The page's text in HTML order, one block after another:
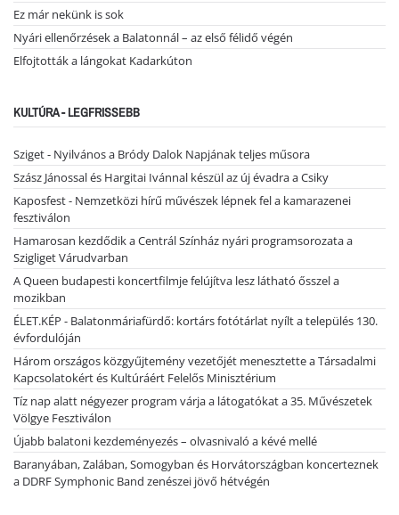
Ez már nekünk is sok
Nyári ellenőrzések a Balatonnál – az első félidő végén
Elfojtották a lángokat Kadarkúton
KULTÚRA - LEGFRISSEBB
Sziget - Nyilvános a Bródy Dalok Napjának teljes műsora
Szász Jánossal és Hargitai Ivánnal készül az új évadra a Csiky
Kaposfest - Nemzetközi hírű művészek lépnek fel a kamarazenei
fesztiválon
Hamarosan kezdődik a Centrál Színház nyári programsorozata a
Szigliget Várudvarban
A Queen budapesti koncertfilmje felújítva lesz látható ősszel a
mozikban
ÉLET.KÉP - Balatonmáriafürdő: kortárs fotótárlat nyílt a település 130.
évfordulóján
Három országos közgyűjtemény vezetőjét menesztette a Társadalmi
Kapcsolatokért és Kultúráért Felelős Minisztérium
Tíz nap alatt négyezer program várja a látogatókat a 35. Művészetek
Völgye Fesztiválon
Újabb balatoni kezdeményezés – olvasnivaló a kévé mellé
Baranyában, Zalában, Somogyban és Horvátországban koncerteznek
a DDRF Symphonic Band zenészei jövő hétvégén